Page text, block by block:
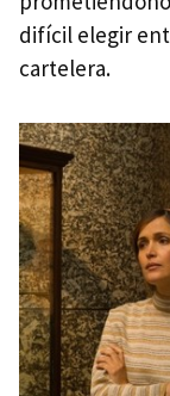
difícil elegir
cartelera.